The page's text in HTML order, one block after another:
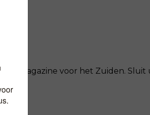
voor het Zuiden. Sluit